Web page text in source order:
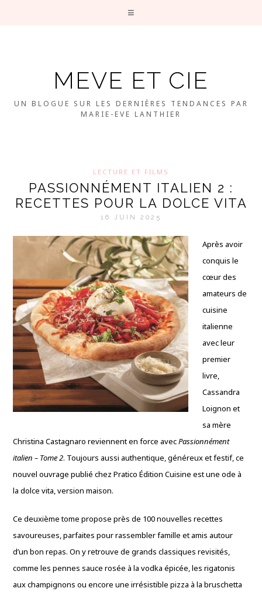
MEVE ET CIE
UN BLOGUE SUR LES DERNIÈRES TENDANCES PAR
MARIE-EVE LANTHIER
LECTURE ET FILMS
PASSIONNÉMENT ITALIEN 2 :
RECETTES POUR LA DOLCE VITA
16 JUIN 2025
Après avoir
conquis le
cœur des
amateurs de
cuisine
italienne
avec leur
premier
livre,
Cassandra
Loignon et
sa mère
Christina Castagnaro reviennent en force avecPassionnément
italien – Tome 2. Toujours aussi authentique, généreux et festif, ce
nouvel ouvrage publié chez Pratico Édition Cuisine est une ode à
la dolce vita, version maison.
Ce deuxième tome propose près de 100 nouvelles recettes
savoureuses, parfaites pour rassembler famille et amis autour
d’un bon repas. On y retrouve de grands classiques revisités,
comme les pennes sauce rosée à la vodka épicée, les rigatonis
aux champignons ou encore une irrésistible pizza à la bruschetta